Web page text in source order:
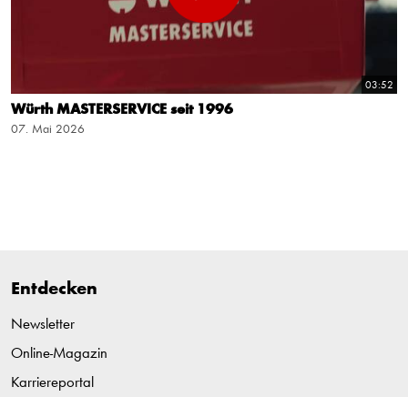
03:52
Würth MASTERSERVICE seit 1996
07. Mai 2026
Entdecken
Newsletter
Online-Magazin
Karriereportal